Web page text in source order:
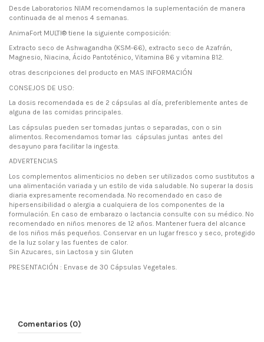
Desde Laboratorios NIAM recomendamos la suplementación de manera
continuada de al menos 4 semanas.
AnimaFort MULTI® tiene la siguiente composición:
Extracto seco de Ashwagandha (KSM-66), extracto seco de Azafrán,
Magnesio, Niacina, Ácido Pantoténico, Vitamina B6 y vitamina B12.
otras descripciones del producto en MAS INFORMACIÓN
CONSEJOS DE USO:
La dosis recomendada es de 2 cápsulas al día, preferiblemente antes de
alguna de las comidas principales.
Las cápsulas pueden ser tomadas juntas o separadas, con o sin
alimentos. Recomendamos tomar las cápsulas juntas antes del
desayuno para facilitar la ingesta.
ADVERTENCIAS
Los complementos alimenticios no deben ser utilizados como sustitutos a
una alimentación variada y un estilo de vida saludable. No superar la dosis
diaria expresamente recomendada. No recomendado en caso de
hipersensibilidad o alergia a cualquiera de los componentes de la
formulación. En caso de embarazo o lactancia consulte con su médico. No
recomendado en niños menores de 12 años. Mantener fuera del alcance
de los niños más pequeños. Conservar en un lugar fresco y seco, protegido
de la luz solar y las fuentes de calor.
Sin Azucares, sin Lactosa y sin Gluten
PRESENTACIÓN : Envase de 30 Cápsulas Vegetales.
Comentarios (0)